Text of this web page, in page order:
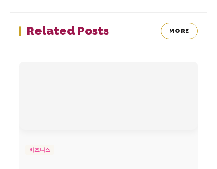
Related Posts MORE
비즈니스